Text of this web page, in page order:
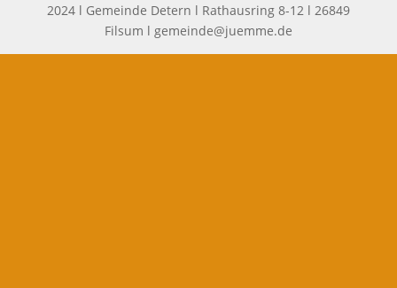
2024 l Gemeinde Detern l Rathausring 8-12 l 26849
Filsum l gemeinde@juemme.de